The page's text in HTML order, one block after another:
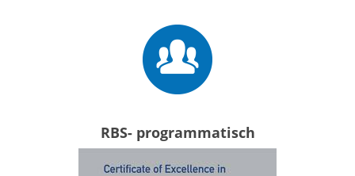
RBS- programmatisch